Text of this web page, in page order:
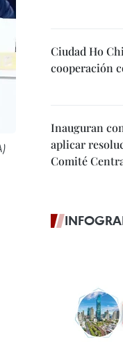
Ciudad Ho
cooperación
Inauguran
aplicar
Comité